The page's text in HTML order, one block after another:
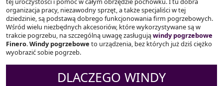
organizacja pracy, niezawodny sprzęt, a także specjaliści w tej
dziedzinie, są podstawą dobrego funkcjonowania firm pogrzebowych.
Wśród wielu niezbędnych akcesoriów, które wykorzystywane są w
trakcie pogrzebu, na szczególną uwagę zasługująwindy pogrzebowe
Finero.Windy pogrzebowe to urządzenia, bez których już dziś ciężko
wyobrazić sobie pogrzeb.
DLACZEGO WINDY